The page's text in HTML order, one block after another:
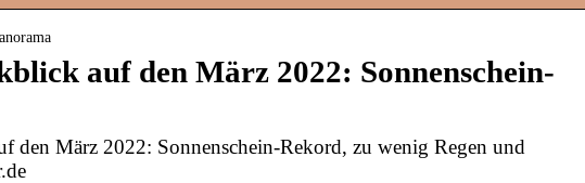
auf den März 2022: Sonnenschein-
den März 2022: Sonnenschein-Rekord, zu wenig Regen und